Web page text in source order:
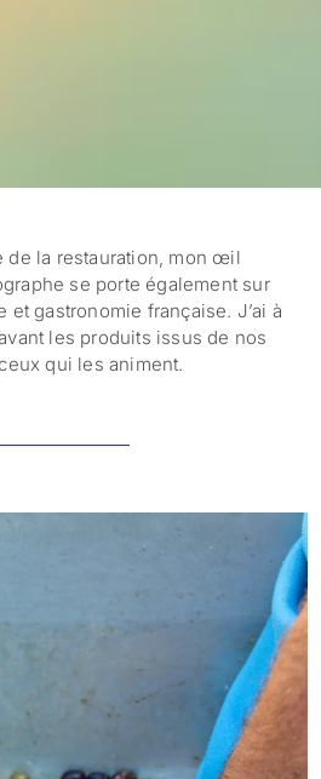
de la restauration, mon œil
se porte également sur
et gastronomie française. J’ai à
les produits issus de nos
qui les animent.